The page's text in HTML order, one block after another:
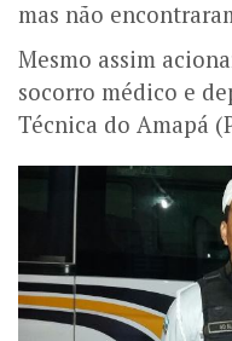
mas não
Mesmo assim
socorro médico e
Técnica do Amapá